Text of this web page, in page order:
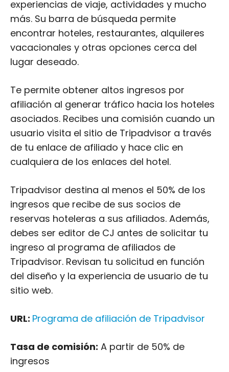
experiencias de viaje, actividades y mucho
más. Su barra de búsqueda permite
encontrar hoteles, restaurantes, alquileres
vacacionales y otras opciones cerca del
lugar deseado.
Te permite obtener altos ingresos por
afiliación al generar tráfico hacia los hoteles
asociados. Recibes una comisión cuando un
usuario visita el sitio de Tripadvisor a través
de tu enlace de afiliado y hace clic en
cualquiera de los enlaces del hotel.
Tripadvisor destina al menos el 50% de los
ingresos que recibe de sus socios de
reservas hoteleras a sus afiliados. Además,
debes ser editor de CJ antes de solicitar tu
ingreso al programa de afiliados de
Tripadvisor. Revisan tu solicitud en función
del diseño y la experiencia de usuario de tu
sitio web.
URL: Programa de afiliación de Tripadvisor
Tasa de comisión: A partir de 50% de
ingresos